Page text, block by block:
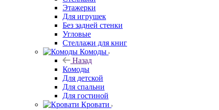
Этажерки
Для игрушек
Без задней стенки
Угловые
Стеллажи для книг
Комоды
Назад
Комоды
Для детской
Для спальни
Для гостиной
Кровати